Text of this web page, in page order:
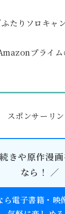
たりソロキャ
プライム
スポンサーリン
きや原作漫
なら！ ／
電子書籍・映